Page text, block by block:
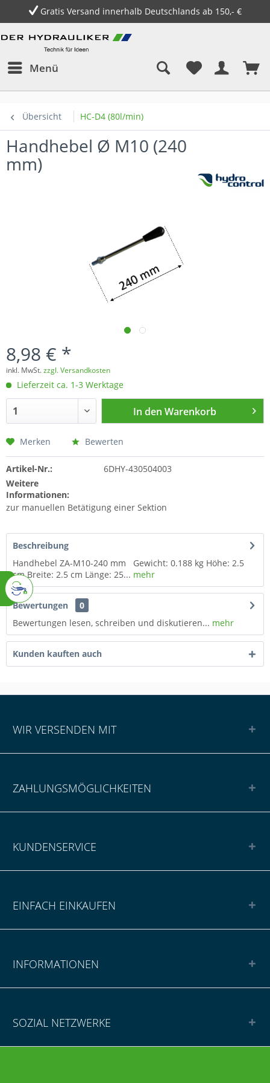
Gratis Versand innerhalb Deutschlands ab 150,- €
Menü
Übersicht HC-D4 (80l/min)
Handhebel Ø M10 (240
mm)
8,98 € *
inkl. MwSt.zzgl. Versandkosten
Lieferzeit ca. 1-3 Werktage
In den Warenkorb
Merken Bewerten
Artikel-Nr.:
6DHY-430504003
Weitere
Informationen:
zur manuellen Betätigung einer Sektion
Beschreibung
Handhebel ZA-M10-240 mm Gewicht: 0.188 kg Höhe: 2.5
cm Breite: 2.5 cm Länge: 25... mehr
Bewertungen
0
Bewertungen lesen, schreiben und diskutieren... mehr
Kunden kauften auch
WIR VERSENDEN MIT
ZAHLUNGSMÖGLICHKEITEN
KUNDENSERVICE
EINFACH EINKAUFEN
INFORMATIONEN
SOZIAL NETZWERKE